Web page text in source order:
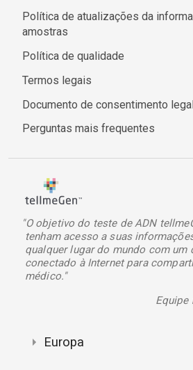
Política de atualizações da
amostras
Política de qualidade
Termos legais
Documento de consentimento
Perguntas mais frequentes
"O objetivo do teste de ADN
tenham acesso a suas
qualquer lugar do mundo com um
conectado à Internet para
médico."
Equipe
Europa